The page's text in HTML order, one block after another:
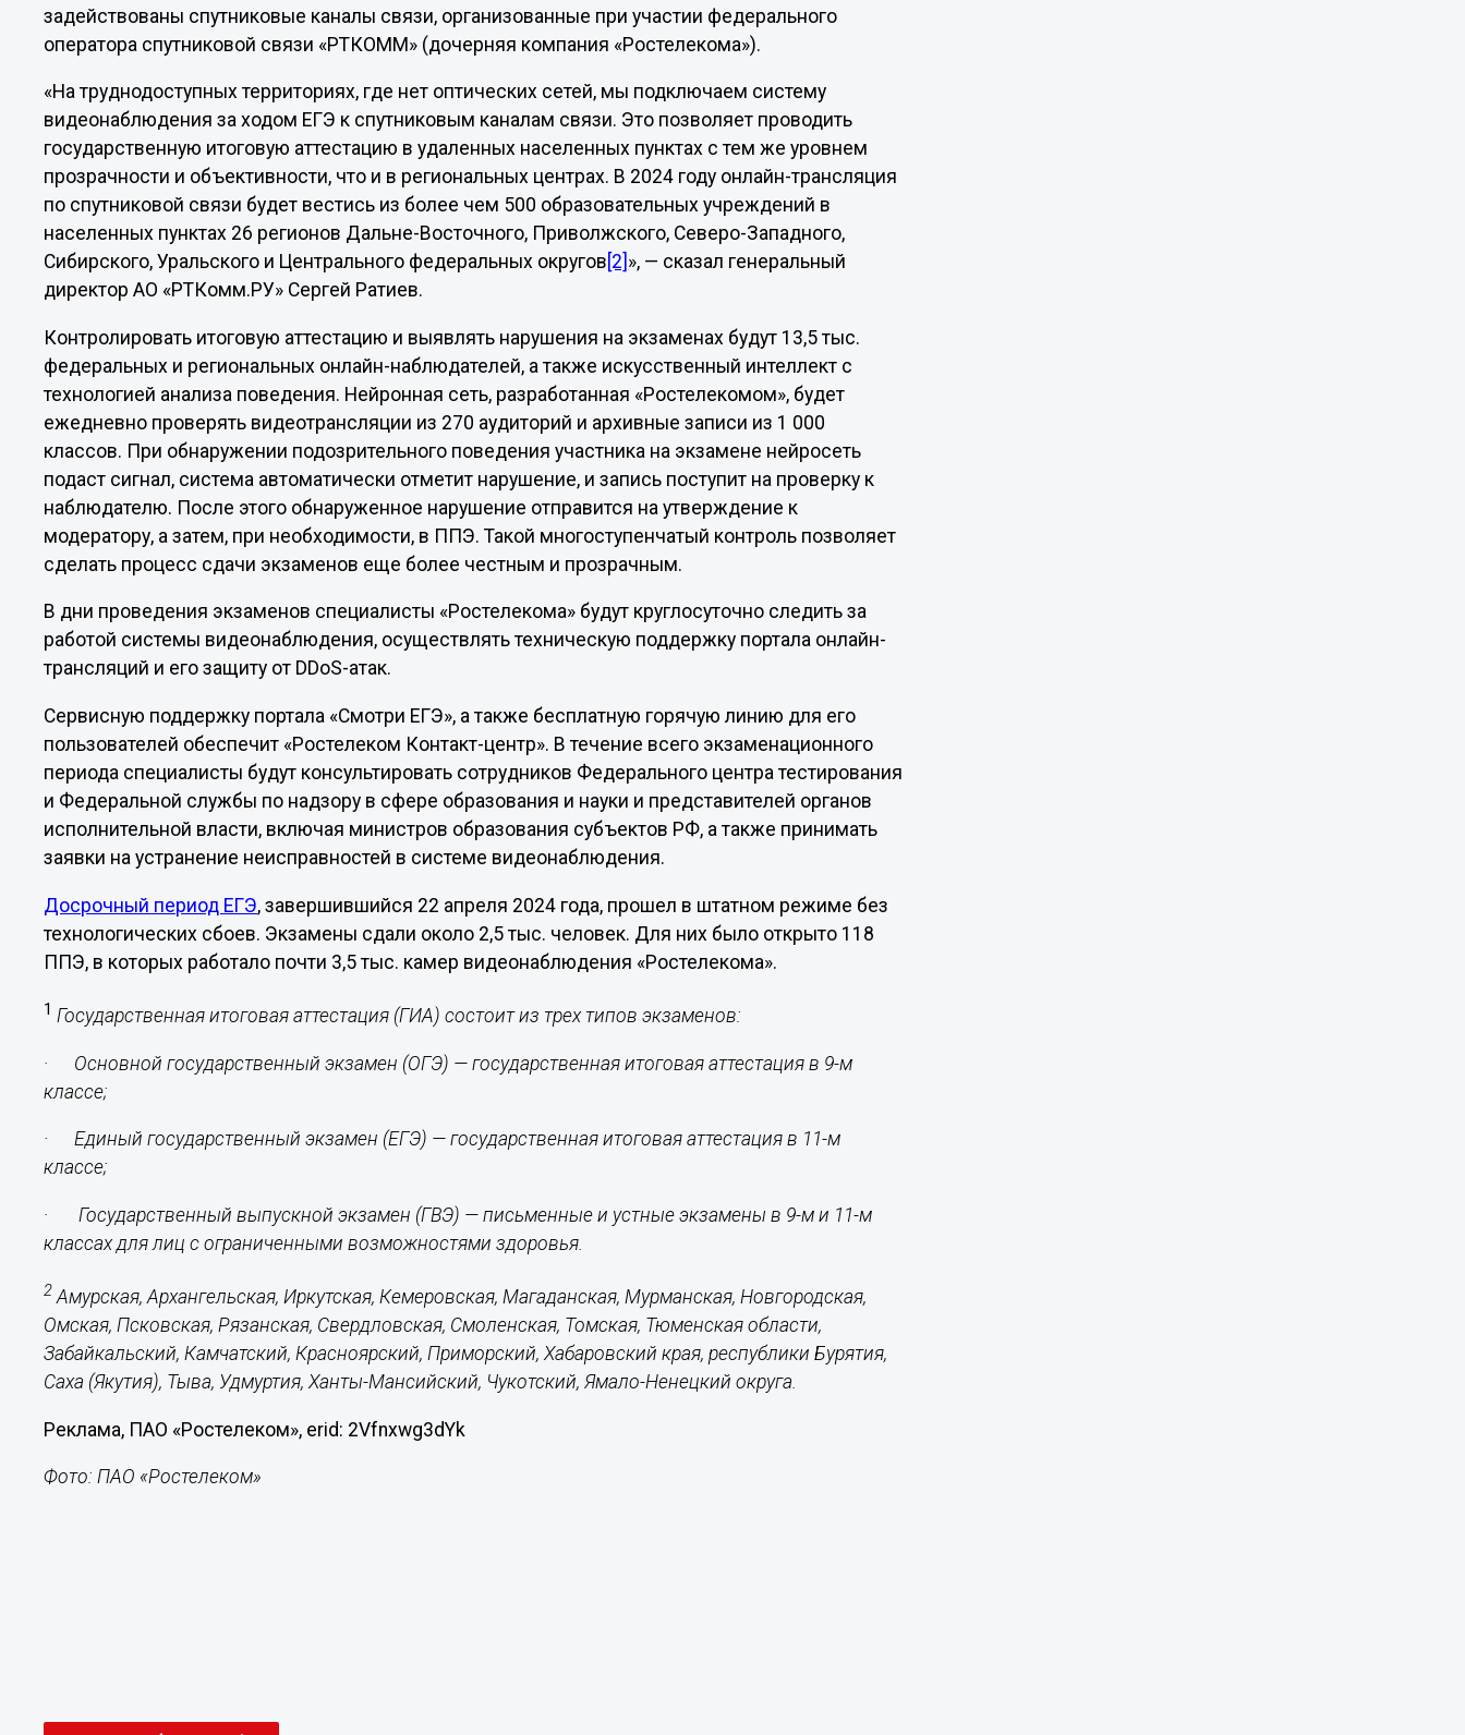
задействованы спутниковые каналы связи, организованные при участии федерального
оператора спутниковой связи «РТКОММ» (дочерняя компания «Ростелекома»).
«На труднодоступных территориях, где нет оптических сетей, мы подключаем систему
видеонаблюдения за ходом ЕГЭ к спутниковым каналам связи. Это позволяет проводить
государственную итоговую аттестацию в удаленных населенных пунктах с тем же уровнем
прозрачности и объективности, что и в региональных центрах. В 2024 году онлайн-трансляция
по спутниковой связи будет вестись из более чем 500 образовательных учреждений в
населенных пунктах 26 регионов Дальне-Восточного, Приволжского, Северо-Западного,
Сибирского, Уральского и Центрального федеральных округов [2] », — сказал генеральный
директор АО «РТКомм.РУ» Сергей Ратиев.
Контролировать итоговую аттестацию и выявлять нарушения на экзаменах будут 13,5 тыс.
федеральных и региональных онлайн-наблюдателей, а также искусственный интеллект с
технологией анализа поведения. Нейронная сеть, разработанная «Ростелекомом», будет
ежедневно проверять видеотрансляции из 270 аудиторий и архивные записи из 1 000
классов. При обнаружении подозрительного поведения участника на экзамене нейросеть
подаст сигнал, система автоматически отметит нарушение, и запись поступит на проверку к
наблюдателю. После этого обнаруженное нарушение отправится на утверждение к
модератору, а затем, при необходимости, в ППЭ. Такой многоступенчатый контроль позволяет
сделать процесс сдачи экзаменов еще более честным и прозрачным.
В дни проведения экзаменов специалисты «Ростелекома» будут круглосуточно следить за
работой системы видеонаблюдения, осуществлять техническую поддержку портала онлайн-
трансляций и его защиту от DDoS-атак.
Сервисную поддержку портала «Смотри ЕГЭ», а также бесплатную горячую линию для его
пользователей обеспечит «Ростелеком Контакт-центр». В течение всего экзаменационного
периода специалисты будут консультировать сотрудников Федерального центра тестирования
и Федеральной службы по надзору в сфере образования и науки и представителей органов
исполнительной власти, включая министров образования субъектов РФ, а также принимать
заявки на устранение неисправностей в системе видеонаблюдения.
Досрочный период ЕГЭ, завершившийся 22 апреля 2024 года, прошел в штатном режиме без
технологических сбоев. Экзамены сдали около 2,5 тыс. человек. Для них было открыто 118
ППЭ, в которых работало почти 3,5 тыс. камер видеонаблюдения «Ростелекома».
1 Государственная итоговая аттестация (ГИА) состоит из трех типов экзаменов:
· Основной государственный экзамен (ОГЭ) — государственная итоговая аттестация в 9-м
классе;
· Единый государственный экзамен (ЕГЭ) — государственная итоговая аттестация в 11-м
классе;
· Государственный выпускной экзамен (ГВЭ) — письменные и устные экзамены в 9-м и 11-м
классах для лиц с ограниченными возможностями здоровья.
2Амурская, Архангельская, Иркутская, Кемеровская, Магаданская, Мурманская, Новгородская,
Омская, Псковская, Рязанская, Свердловская, Смоленская, Томская, Тюменская области,
Забайкальский, Камчатский, Красноярский, Приморский, Хабаровский края, республики Бурятия,
Саха (Якутия), Тыва, Удмуртия, Ханты-Мансийский, Чукотский, Ямало-Ненецкий округа.
Реклама, ПАО «Ростелеком», erid: 2Vfnxwg3dYk
Фото: ПАО «Ростелеком»